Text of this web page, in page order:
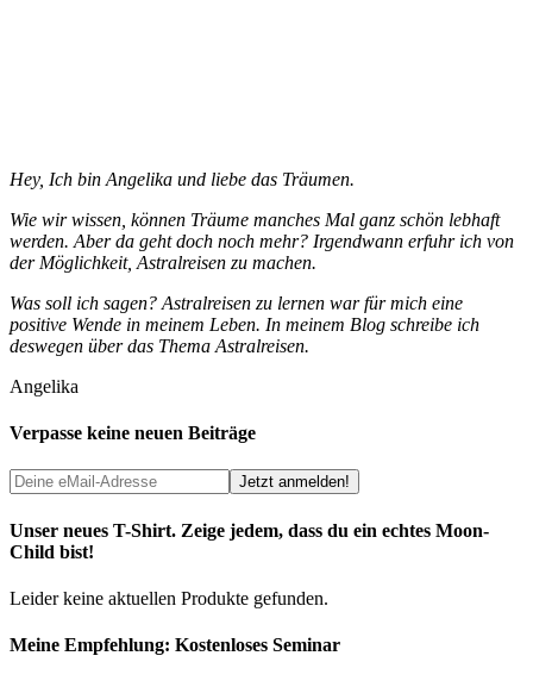
Hey, Ich bin Angelika und liebe das Träumen.
Wie wir wissen, können Träume manches Mal ganz schön lebhaft
werden. Aber da geht doch noch mehr? Irgendwann erfuhr ich von
der Möglichkeit, Astralreisen zu machen.
Was soll ich sagen? Astralreisen zu lernen war für mich eine
positive Wende in meinem Leben. In meinem Blog schreibe ich
deswegen über das Thema Astralreisen.
Angelika
Verpasse keine neuen Beiträge
Unser neues T-Shirt. Zeige jedem, dass du ein echtes Moon-
Child bist!
Leider keine aktuellen Produkte gefunden.
Meine Empfehlung: Kostenloses Seminar